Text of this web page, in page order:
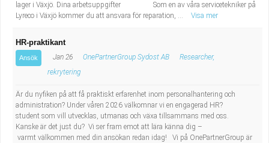
lager i Växjö. Dina arbetsuppgifter Som en av våra servicetekniker på
Lyreco i Växjö kommer du att ansvara för reparation, ...
Visa mer
HR-praktikant
Ansök Jan 26 OnePartnerGroup Sydost AB
Researcher,
rekrytering
Är du nyfiken på att få praktiskt erfarenhet inom personalhantering och
administration? Under våren 2026 välkomnar vi en engagerad HR?
student som vill utvecklas, utmanas och växa tillsammans med oss.
Kanske är det just du? Vi ser fram emot att lära känna dig –
varmt välkommen med din ansökan redan idag! Vi på OnePartnerGroup är